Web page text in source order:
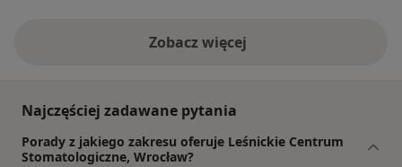
Zobacz więcej
Najczęściej zadawane pytania
Porady z jakiego zakresu oferuje Leśnickie Centrum
Stomatologiczne, Wrocław?